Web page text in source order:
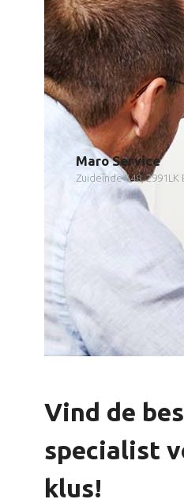
Maro Service
Zuideinde 148,
Vind de
specialist
klus!